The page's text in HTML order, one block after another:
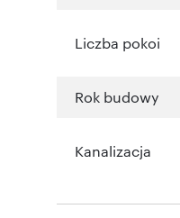
Liczba pokoi
Rok budowy
Kanalizacja